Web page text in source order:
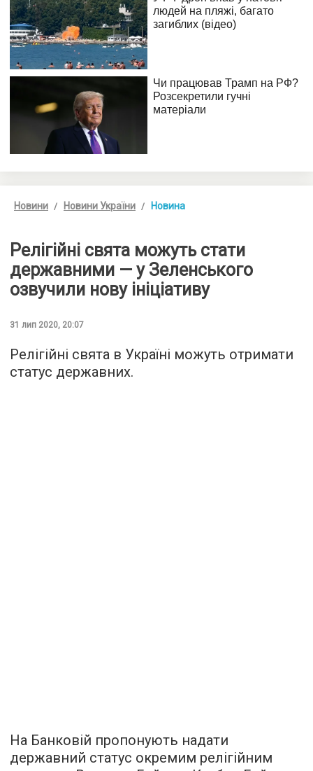
Новини Новини України Новина
Релігійні свята можуть стати
державними — у Зеленського
озвучили нову ініціативу
31 лип 2020, 20:07
Релігійні свята в Україні можуть отримати
статус державних.
На Банковій пропонують надати
державний статус окремим релігійним